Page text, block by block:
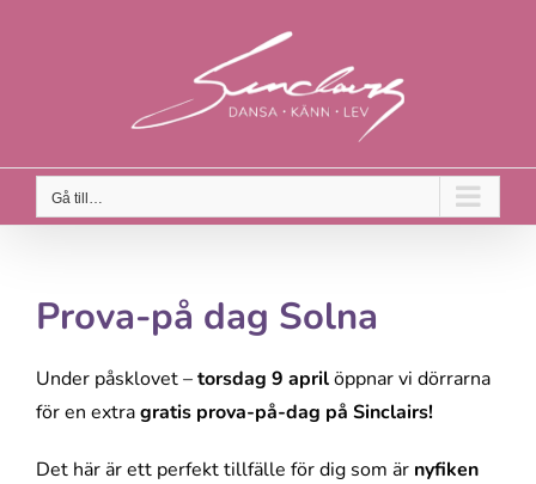
Gå till…
Prova-på dag Solna
Under påsklovet –torsdag 9 aprilöppnar vi dörrarna
för en extragratis prova-på-dag på Sinclairs!
Det här är ett perfekt tillfälle för dig som är nyfiken